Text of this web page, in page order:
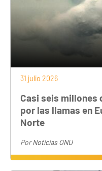
31 julio 2026
Casi seis millones
por las llamas en
Norte
PorNoticias ONU